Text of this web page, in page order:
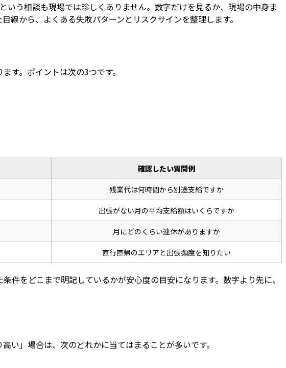
う相談も現場では珍しくありません。数字だけを見るか、現場の中身ま
から、よくある失敗パターンとリスクサインを整理します。
す。ポイントは次の3つです。
確認したい質問例
残業代は何時間から別途支給ですか
出張がない月の平均支給額はいくらですか
月にどのくらい連休がありますか
直行直帰のエリアと出張頻度を知りたい
をどこまで明記しているかが安心度の目安になります。数字より先に、
い」場合は、次のどれかに当てはまることが多いです。